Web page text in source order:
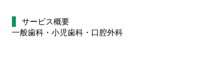
サービス概要
一般歯科・小児歯科・口腔外科